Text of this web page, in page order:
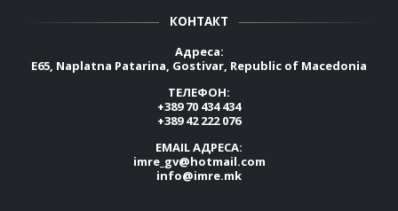
КОНТАКТ
Адреса:
E65, Naplatna Patarina, Gostivar, Republic of Macedonia
ТЕЛЕФОН:
+389 70 434 434
+389 42 222 076
EMAIL АДРЕСА:
imre_gv@hotmail.com
info@imre.mk